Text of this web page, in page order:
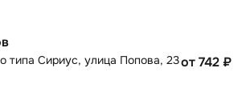
типа Сириус, улица Попова, 23от 742₽